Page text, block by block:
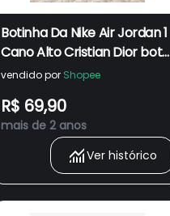
Botinha Da Nike Air Jordan 1
Cano Alto Cristian Dior bota
Esportiva Tênis Nike Dunk
Cristian Dior
vendido por Shopee
R$ 69,90
mais de 2 anos
Ver histórico